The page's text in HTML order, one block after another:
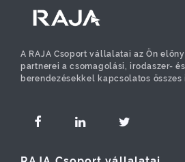
A RAJA Csoport vállalatai az Ön
partnerei a csomagolási, irodaszer-
berendezésekkel kapcsolatos összes